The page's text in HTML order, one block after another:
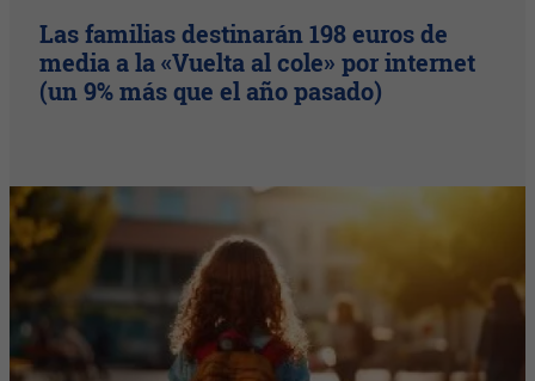
Las familias destinarán 198 euros de
media a la «Vuelta al cole» por internet
(un 9% más que el año pasado)